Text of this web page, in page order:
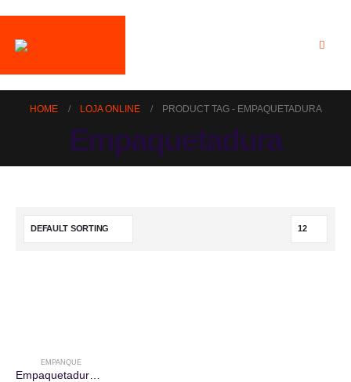
HOME LOJA ONLINE PRODUCT TAG - EMPAQUETADURA
Empaquetadura
EMPANQUE